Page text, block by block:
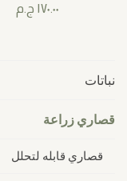
١٧٠.٠٠ ج.م
نباتات
قصاري زراعة
قصاري قابله لتحلل